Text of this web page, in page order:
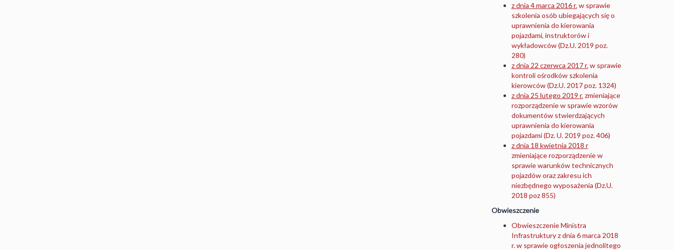
z dnia 4 marca 2016 r.w sprawie
szkolenia osób ubiegających się o
uprawnienia do kierowania
pojazdami, instruktorów i
wykładowców (Dz.U. 2019 poz.
280)
z dnia 22 czerwca 2017 r.w sprawie
kontroli ośrodków szkolenia
kierowców (Dz.U. 2017 poz. 1324)
z dnia 25 lutego 2019 r.zmieniające
rozporządzenie w sprawie wzorów
dokumentów stwierdzających
uprawnienia do kierowania
pojazdami (Dz. U. 2019 poz. 406)
z dnia 18 kwietnia 2018 r
zmieniające rozporządzenie w
sprawie warunków technicznych
pojazdów oraz zakresu ich
niezbędnego wyposażenia (Dz.U.
2018 poz 855)
Obwieszczenie
Obwieszczenie Ministra
Infrastruktury z dnia 6 marca 2018
r. w sprawie ogłoszenia jednolitego